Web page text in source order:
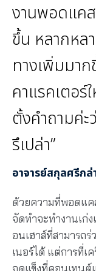
งานพอดแคส
ขึ้น หลากหล
ทางเพิ่มมาก
คาแรคเตอร์
ตั้งคำถามค่ะ
รึเปล่า”
อาจารย์สกุลศรีกล่
ด้วยความที่พอดแค
จัดทำจะทำงานเก่ง
อนเฮาส์ที่สามารถ
เนอร์ได้ แต่การที่เ
จุดแข็งที่คอนเทนต์